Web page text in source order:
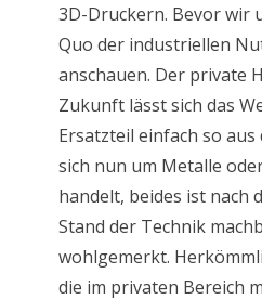
3D-Druckern. Bevor wir
Quo der industriellen
anschauen. Der private
Zukunft lässt sich das
Ersatzteil einfach so aus
sich nun um Metalle
handelt, beides ist nach
Stand der Technik
wohlgemerkt.
die im privaten Bereich